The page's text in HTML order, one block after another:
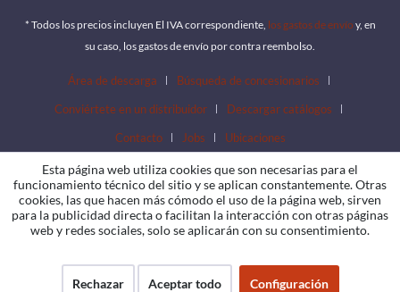
* Todos los precios incluyen El IVA correspondiente, los gastos de envío y, en
su caso, los gastos de envío por contra reembolso.
Área de descarga
Búsqueda de concesionarios
Conviértete en un distribuidor
Descargar catálogos
Contacto
Jobs Ubicaciones
Esta página web utiliza cookies que son necesarias para el
funcionamiento técnico del sitio y se aplican constantemente. Otras
cookies, las que hacen más cómodo el uso de la página web, sirven
para la publicidad directa o facilitan la interacción con otras páginas
web y redes sociales, solo se aplicarán con su consentimiento.
Rechazar Aceptar todo Configuración